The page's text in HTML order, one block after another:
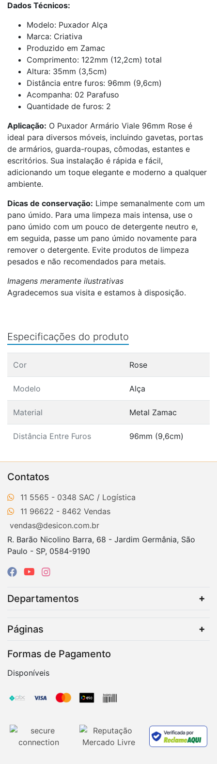
Dados Técnicos:
Modelo: Puxador Alça
Marca: Criativa
Produzido em Zamac
Comprimento: 122mm (12,2cm) total
Altura: 35mm (3,5cm)
Distância entre furos: 96mm (9,6cm)
Acompanha: 02 Parafuso
Quantidade de furos: 2
Aplicação: O Puxador Armário Viale 96mm Rose é
ideal para diversos móveis, incluindo gavetas, portas
de armários, guarda-roupas, cômodas, estantes e
escritórios. Sua instalação é rápida e fácil,
adicionando um toque elegante e moderno a qualquer
ambiente.
Dicas de conservação: Limpe semanalmente com um
pano úmido. Para uma limpeza mais intensa, use o
pano úmido com um pouco de detergente neutro e,
em seguida, passe um pano úmido novamente para
remover o detergente. Evite produtos de limpeza
pesados e não recomendados para metais.
Imagens meramente ilustrativas
Agradecemos sua visita e estamos à disposição.
Especificações do produto
Cor Rose
Modelo Alça
Material Metal Zamac
Distância Entre Furos 96mm (9,6cm)
Contatos
11 5565 - 0348
11 96622 - 8462
vendas@desicon.com.br
R. Barão Nicolino Barra, 68 - Jardim Germânia, São
Paulo - SP, 0584-9190
Departamentos
Páginas
Formas de Pagamento
Disponíveis